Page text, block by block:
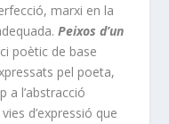
marxi en la
Peixos d’un
poètic de base
pel poeta,
a l’abstracció
d’expressió que